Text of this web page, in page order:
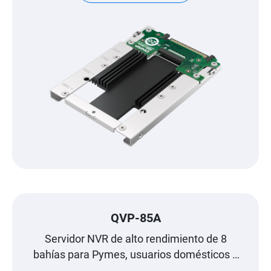
QVP-85A
Servidor NVR de alto rendimiento de 8
bahías para Pymes, usuarios domésticos y